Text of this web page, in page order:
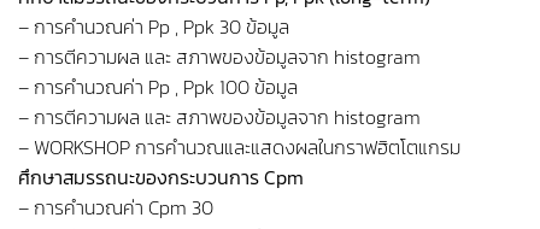
– การคำนวณค่า Pp , Ppk 30 ข้อมูล
– การตีความผล และ สภาพของข้อมูลจาก histogram
– การคำนวณค่า Pp , Ppk 100 ข้อมูล
– การตีความผล และ สภาพของข้อมูลจาก histogram
– WORKSHOP การคำนวณและแสดงผลในกราฟฮิตโตแกรม
ศึกษาสมรรถนะของกระบวนการ Cpm
– การคำนวณค่า Cpm 30